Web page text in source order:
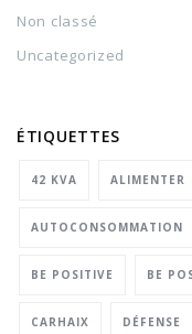
Non classé
Uncategorized
ÉTIQUETTES
42 KVA ALIMENTER
AUTOCONSOMMATION
BE POSITIVE BE
CARHAIX DÉFENSE